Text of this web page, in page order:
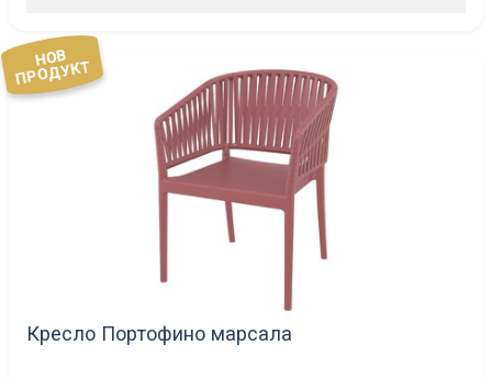
НОВ
ПРОДУКТ
Кресло Портофино марсала